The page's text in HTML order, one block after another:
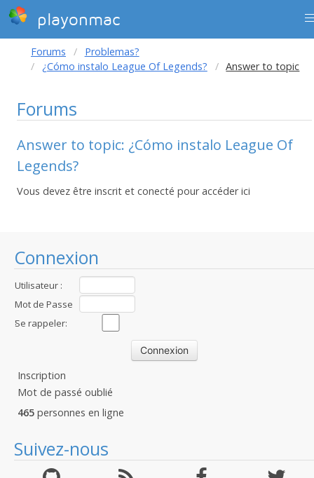
playonmac
Connexion
Utilisateur :
Mot de Passe
:Se rappeler:
Inscription
Mot de passé oublié
465 personnes en ligne
Suivez-nous
Forums
Problemas?
¿Cómo instalo League Of Legends?
Answer to topic
Forums
Answer to topic: ¿Cómo instalo League Of
Legends?
Vous devez être inscrit et conecté pour accéder ici